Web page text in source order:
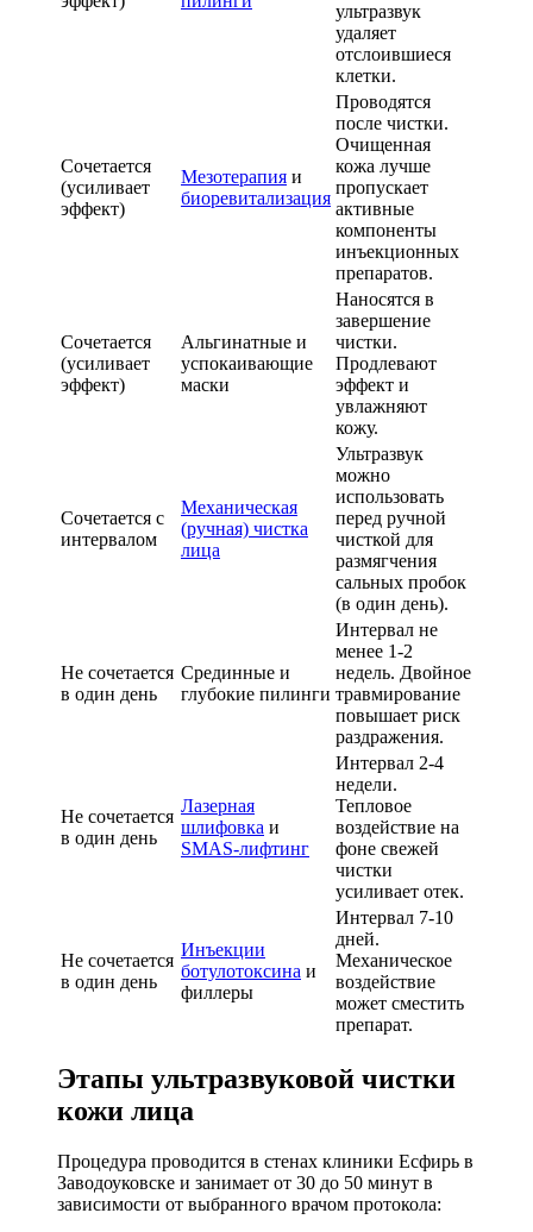
ультразвук
удаляет
отслоившиеся
клетки.
Сочетается
(усиливает
эффект)
Мезотерапия и
биоревитализация
Проводятся
после чистки.
Очищенная
кожа лучше
пропускает
активные
компоненты
инъекционных
препаратов.
Сочетается
(усиливает
эффект)
Альгинатные и
успокаивающие
маски
Наносятся в
завершение
чистки.
Продлевают
эффект и
увлажняют
кожу.
Сочетается с
интервалом
Механическая
(ручная) чистка
лица
Ультразвук
можно
использовать
перед ручной
чисткой для
размягчения
сальных пробок
(в один день).
Не сочетается
в один день
Срединные и
глубокие пилинги
Интервал не
менее 1-2
недель. Двойное
травмирование
повышает риск
раздражения.
Не сочетается
в один день
Лазерная
шлифовка и
SMAS-лифтинг
Интервал 2-4
недели.
Тепловое
воздействие на
фоне свежей
чистки
усиливает отек.
Не сочетается
в один день
Инъекции
ботулотоксина и
филлеры
Интервал 7-10
дней.
Механическое
воздействие
может сместить
препарат.
Этапы ультразвуковой чистки
кожи лица
Процедура проводится в стенах клиники Есфирь в
Заводоуковске и занимает от 30 до 50 минут в
зависимости от выбранного врачом протокола: